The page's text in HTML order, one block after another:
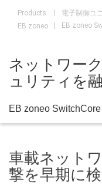
Products 電子制御ユ
EB zoneo
EB zoneo
ネットワー
ュリティを
EB zoneo
車載ネット
撃を早期に